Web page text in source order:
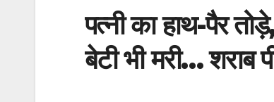
पत्नी का हाथ-पैर
बेटी भी मरी… शराब